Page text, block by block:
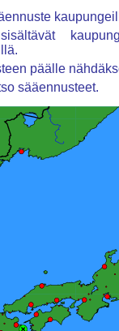
päälle
sääennusteet.